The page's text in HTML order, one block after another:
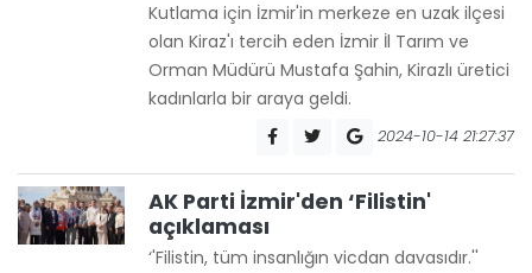
Kutlama için İzmir'in merkeze en uzak ilçesi
olan Kiraz'ı tercih eden İzmir İl Tarım ve
Orman Müdürü Mustafa Şahin, Kirazlı üretici
kadınlarla bir araya geldi.
2024-10-14 21:27:37
AK Parti İzmir'den ‘Filistin'
açıklaması
‘'Filistin, tüm insanlığın vicdan davasıdır.''